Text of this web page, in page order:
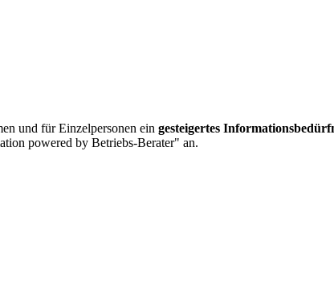
und für Einzelpersonen ein gesteigertes
powered by Betriebs-Berater" an.